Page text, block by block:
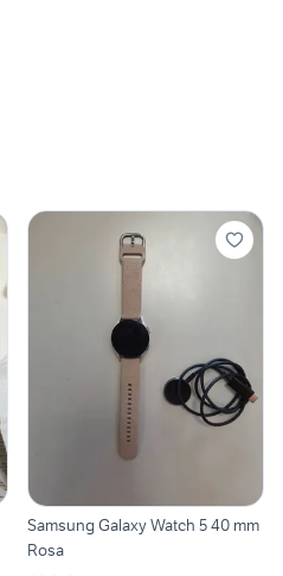
Samsung Galaxy Watch 5 40 mm
Rosa